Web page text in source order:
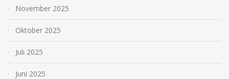
November 2025
Oktober 2025
Juli 2025
Juni 2025